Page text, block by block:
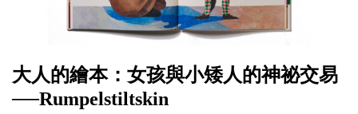
大人的繪本：女孩與小矮人的神祕交易
──Rumpelstiltskin